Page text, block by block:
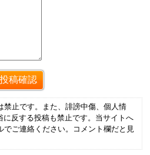
禁止です。また、誹謗中傷、個人情
に反する投稿も禁止です。当サイトへ
でご連絡ください。コメント欄だと見